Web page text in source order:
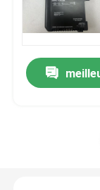
Contrôleur
Fan